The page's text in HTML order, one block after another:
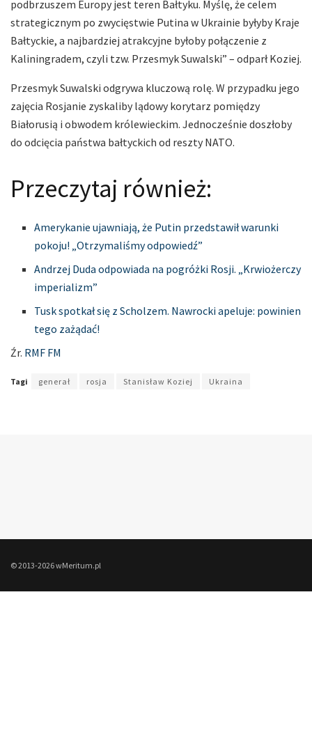
podbrzuszem Europy jest teren Bałtyku. Myślę, że celem
strategicznym po zwycięstwie Putina w Ukrainie byłyby Kraje
Bałtyckie, a najbardziej atrakcyjne byłoby połączenie z
Kaliningradem, czyli tzw. Przesmyk Suwalski” – odparł Koziej.
Przesmyk Suwalski odgrywa kluczową rolę. W przypadku jego
zajęcia Rosjanie zyskaliby lądowy korytarz pomiędzy
Białorusią i obwodem królewieckim. Jednocześnie doszłoby
do odcięcia państwa bałtyckich od reszty NATO.
Przeczytaj również:
Amerykanie ujawniają, że Putin przedstawił warunki
pokoju! „Otrzymaliśmy odpowiedź”
Andrzej Duda odpowiada na pogróżki Rosji. „Krwiożerczy
imperializm”
Tusk spotkał się z Scholzem. Nawrocki apeluje: powinien
tego zażądać!
Źr. RMF FM
Tagi generał rosja Stanisław Koziej Ukraina
© 2013-2026 wMeritum.pl